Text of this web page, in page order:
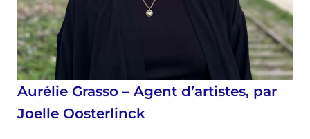
Aurélie Grasso – Agent d’artistes, par
Joelle Oosterlinck